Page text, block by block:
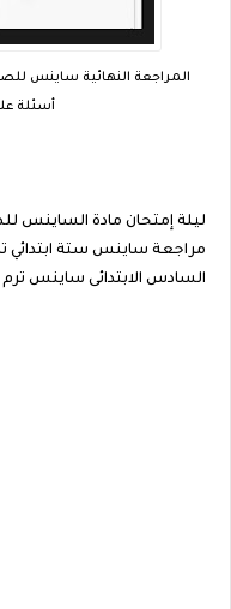
أسئلة
مراجعة ساينس ستة ابتدائي
السادس الابتدائى ساينس